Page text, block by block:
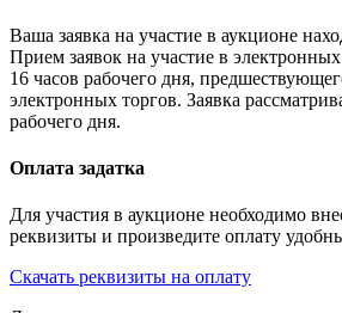
Ваша заявка на участие в аукционе
Прием заявок на участие в электронных
16 часов рабочего дня,
электронных торгов. Заявка
рабочего дня.
Оплата задатка
Для участия в аукционе необходимо
реквизиты и произведите оплату
Скачать реквизиты на оплату